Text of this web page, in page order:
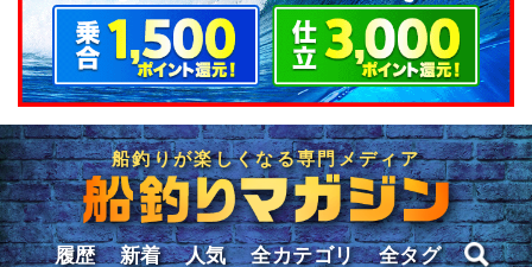
船釣りが楽しくなる専門メディア
履歴 新着 人気 全カテゴリ 全タグ